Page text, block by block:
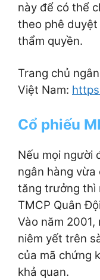
này để có thể
theo phê duyệt
thẩm quyền.
Trang chủ
Việt Nam:
Cổ phiếu
Nếu mọi người
ngân hàng
tăng trưởng thì
TMCP Quân
Vào năm
niêm yết trên
của mã chứng
khả quan.